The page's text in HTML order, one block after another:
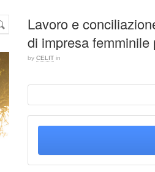
Lavoro e
di impresa
by CELIT in